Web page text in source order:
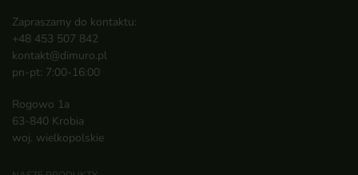
Zapraszamy do kontaktu:
+48 453 507 842
kontakt@dimuro.pl
pn-pt: 7:00-16:00
Rogowo 1a
63-840 Krobia
woj. wielkopolskie